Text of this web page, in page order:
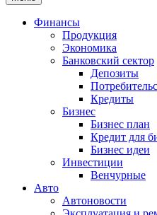
Финансы
Продукция
Экономика
Банковский сектор
Депозиты
Кредиты
Бизнес
Бизнес план
Кредит для
Бизнес идеи
Инвестиции
Венчурные
Авто
Автоновости